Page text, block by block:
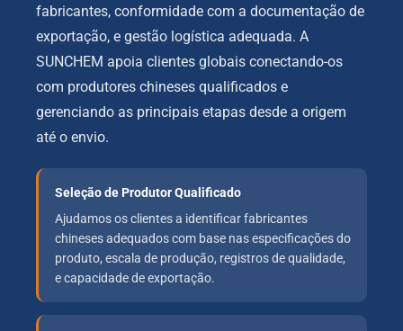
fabricantes, conformidade com a documentação de
exportação, e gestão logística adequada. A
SUNCHEM apoia clientes globais conectando-os
com produtores chineses qualificados e
gerenciando as principais etapas desde a origem
até o envio.
Seleção de Produtor Qualificado
Ajudamos os clientes a identificar fabricantes
chineses adequados com base nas especificações do
produto, escala de produção, registros de qualidade,
e capacidade de exportação.